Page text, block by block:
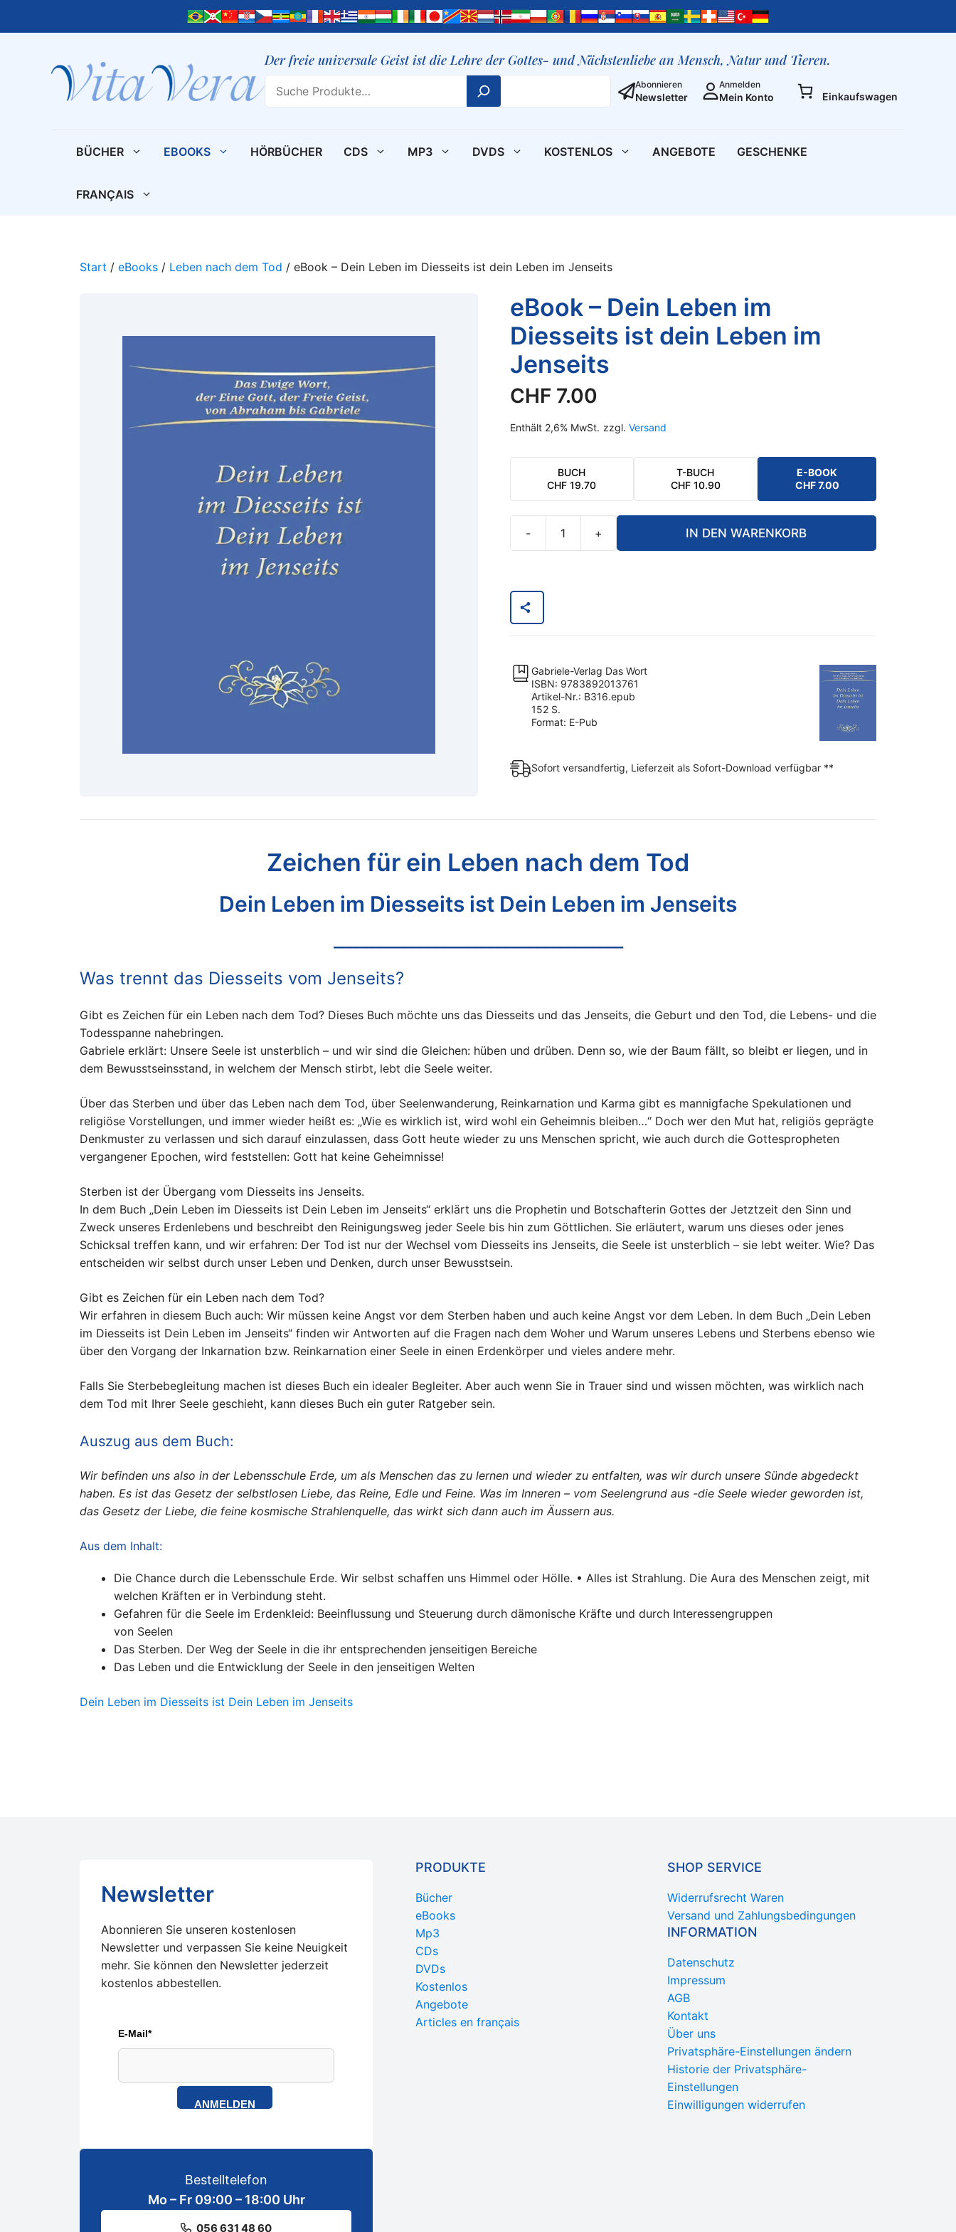
Der freie universale Geist ist die Lehre der Gottes- und Nächstenliebe an Mensch, Natur und Tieren.
Search Abonnieren
Newsletter
Anmelden
Mein Konto Einkaufswagen
BÜCHER EBOOKS HÖRBÜCHER CDS MP3 DVDS KOSTENLOS ANGEBOTE GESCHENKE
FRANÇAIS
Start / eBooks / Leben nach dem Tod / eBook – Dein Leben im Diesseits ist dein Leben im Jenseits
eBook – Dein Leben im
Diesseits ist dein Leben im
Jenseits
CHF 7.00
Enthält 2,6% MwSt. zzgl. Versand
BUCH
CHF 19.70
T-BUCH
CHF10.90
E-BOOK
CHF7.00
-
Leben
im
dein
Leben
Jenseits
+ IN DEN WARENKORB
Gabriele-Verlag Das Wort
ISBN: 9783892013761
Artikel-Nr.: B316.epub
152 S.
Format: E-Pub
Sofort versandfertig, Lieferzeit als Sofort-Download verfügbar **
Zeichen für ein Leben nach dem Tod
Dein Leben im Diesseits ist Dein Leben im Jenseits
Was trennt das Diesseits vom Jenseits?
Gibt es Zeichen für ein Leben nach dem Tod? Dieses Buch möchte uns das Diesseits und das Jenseits, die Geburt und den Tod, die Lebens- und die
Todesspanne nahebringen.
Gabriele erklärt: Unsere Seele ist unsterblich – und wir sind die Gleichen: hüben und drüben. Denn so, wie der Baum fällt, so bleibt er liegen, und in
dem Bewusstseinsstand, in welchem der Mensch stirbt, lebt die Seele weiter.
Über das Sterben und über das Leben nach dem Tod, über Seelenwanderung, Reinkarnation und Karma gibt es mannigfache Spekulationen und
religiöse Vorstellungen, und immer wieder heißt es: „Wie es wirklich ist, wird wohl ein Geheimnis bleiben…“ Doch wer den Mut hat, religiös geprägte
Denkmuster zu verlassen und sich darauf einzulassen, dass Gott heute wieder zu uns Menschen spricht, wie auch durch die Gottespropheten
vergangener Epochen, wird feststellen: Gott hat keine Geheimnisse!
Sterben ist der Übergang vom Diesseits ins Jenseits.
In dem Buch „Dein Leben im Diesseits ist Dein Leben im Jenseits“ erklärt uns die Prophetin und Botschafterin Gottes der Jetztzeit den Sinn und
Zweck unseres Erdenlebens und beschreibt den Reinigungsweg jeder Seele bis hin zum Göttlichen. Sie erläutert, warum uns dieses oder jenes
Schicksal treffen kann, und wir erfahren: Der Tod ist nur der Wechsel vom Diesseits ins Jenseits, die Seele ist unsterblich – sie lebt weiter. Wie? Das
entscheiden wir selbst durch unser Leben und Denken, durch unser Bewusstsein.
Gibt es Zeichen für ein Leben nach dem Tod?
Wir erfahren in diesem Buch auch: Wir müssen keine Angst vor dem Sterben haben und auch keine Angst vor dem Leben. In dem Buch „Dein Leben
im Diesseits ist Dein Leben im Jenseits“ finden wir Antworten auf die Fragen nach dem Woher und Warum unseres Lebens und Sterbens ebenso wie
über den Vorgang der Inkarnation bzw. Reinkarnation einer Seele in einen Erdenkörper und vieles andere mehr.
Falls Sie Sterbebegleitung machen ist dieses Buch ein idealer Begleiter. Aber auch wenn Sie in Trauer sind und wissen möchten, was wirklich nach
dem Tod mit Ihrer Seele geschieht, kann dieses Buch ein guter Ratgeber sein.
Auszug aus dem Buch:
Wir befinden uns also in der Lebensschule Erde, um als Menschen das zu lernen und wieder zu entfalten, was wir durch unsere Sünde abgedeckt
haben. Es ist das Gesetz der selbstlosen Liebe, das Reine, Edle und Feine. Was im Inneren – vom Seelengrund aus -die Seele wieder geworden ist,
das Gesetz der Liebe, die feine kosmische Strahlenquelle, das wirkt sich dann auch im Äussern aus.
Aus dem Inhalt:
Die Chance durch die Lebensschule Erde. Wir selbst schaffen uns Himmel oder Hölle. • Alles ist Strahlung. Die Aura des Menschen zeigt, mit
welchen Kräften er in Verbindung steht.
Gefahren für die Seele im Erdenkleid: Beeinflussung und Steuerung durch dämonische Kräfte und durch Interessengruppen
von Seelen
Das Sterben. Der Weg der Seele in die ihr entsprechenden jenseitigen Bereiche
Das Leben und die Entwicklung der Seele in den jenseitigen Welten
Dein Leben im Diesseits ist Dein Leben im Jenseits
Newsletter
Abonnieren Sie unseren kostenlosen
Newsletter und verpassen Sie keine Neuigkeit
mehr. Sie können den Newsletter jederzeit
kostenlos abbestellen.
E-Mail*
ANMELDEN
Bestelltelefon
Mo – Fr 09:00 – 18:00 Uhr
056 631 48 60
PRODUKTE
Bücher
eBooks
Mp3
CDs
DVDs
Kostenlos
Angebote
Articles en français
SHOP SERVICE
Widerrufsrecht Waren
Versand und Zahlungsbedingungen
INFORMATION
Datenschutz
Impressum
AGB
Kontakt
Über uns
Privatsphäre-Einstellungen ändern
Historie der Privatsphäre-
Einstellungen
Einwilligungen widerrufen
Dein
Leben
Diesseits
dein
[Digital]